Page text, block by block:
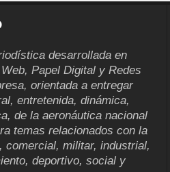
desarrollada en
Papel Digital y Redes
orientada a entregar
entretenida, dinámica,
de la aeronáutica nacional
temas relacionados con la
comercial, militar, industrial,
deportivo, social y